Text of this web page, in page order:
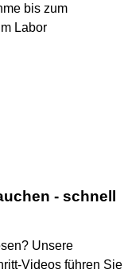
bis zum
Labor
- schnell
Unsere
Videos führen Sie